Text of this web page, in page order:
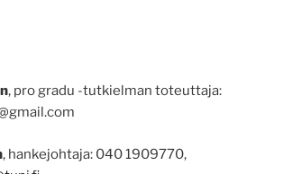
, pro gradu -tutkielman toteuttaja:
, hankejohtaja: 040 1909770,